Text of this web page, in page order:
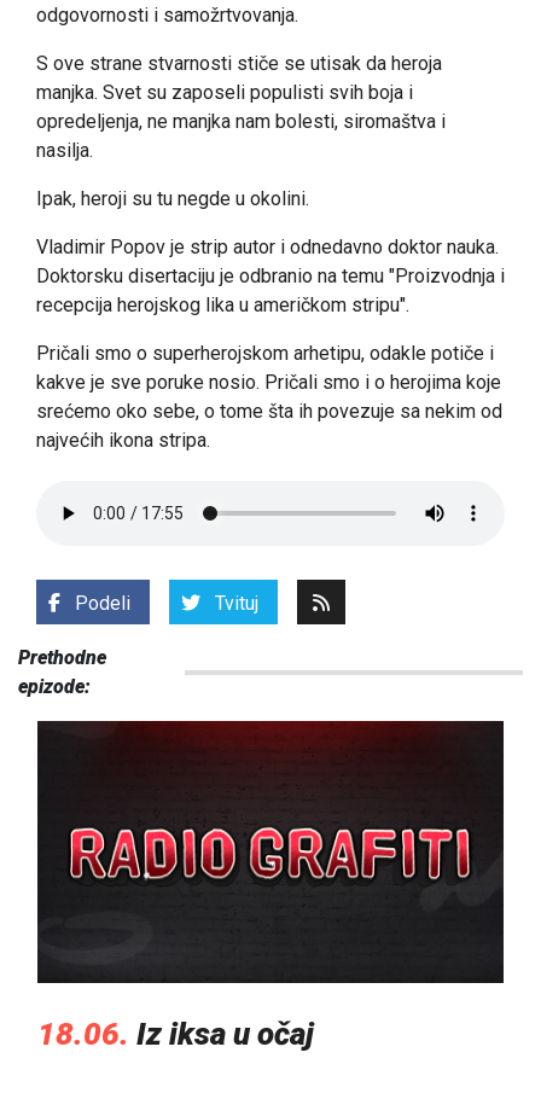
odgovornosti i samožrtvovanja.
S ove strane stvarnosti stiče se utisak da heroja
manjka. Svet su zaposeli populisti svih boja i
opredeljenja, ne manjka nam bolesti, siromaštva i
nasilja.
Ipak, heroji su tu negde u okolini.
Vladimir Popov je strip autor i odnedavno doktor nauka.
Doktorsku disertaciju je odbranio na temu "Proizvodnja i
recepcija herojskog lika u američkom stripu".
Pričali smo o superherojskom arhetipu, odakle potiče i
kakve je sve poruke nosio. Pričali smo i o herojima koje
srećemo oko sebe, o tome šta ih povezuje sa nekim od
najvećih ikona stripa.
Podeli Tvituj
Prethodne
epizode:
18.06. Iz iksa u očaj